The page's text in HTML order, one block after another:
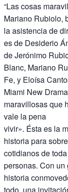
“Las cosas
Mariano Rubiolo,
la asistencia de
es de Desiderio
de Jerónimo
Blanc, Mariano
Fe, y Eloísa
Miami New
maravillosas que
vale la pena
vivir». Ésta es la
historia para
cotidianos de
personas. Con
historia